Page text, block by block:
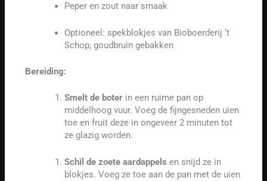
Peper en zout naar smaak
Optioneel: spekblokjes van Bioboerderij ‘t
Schop, goudbruin gebakken
Bereiding:
Smelt de boter in een ruime pan op
middelhoog vuur. Voeg de fijngesneden uien
toe en fruit deze in ongeveer 2 minuten tot
ze glazig worden.
Schil de zoete aardappels en snijd ze in
blokjes. Voeg ze toe aan de pan met de uien